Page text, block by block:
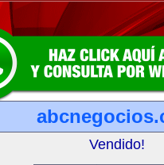
Vendido!